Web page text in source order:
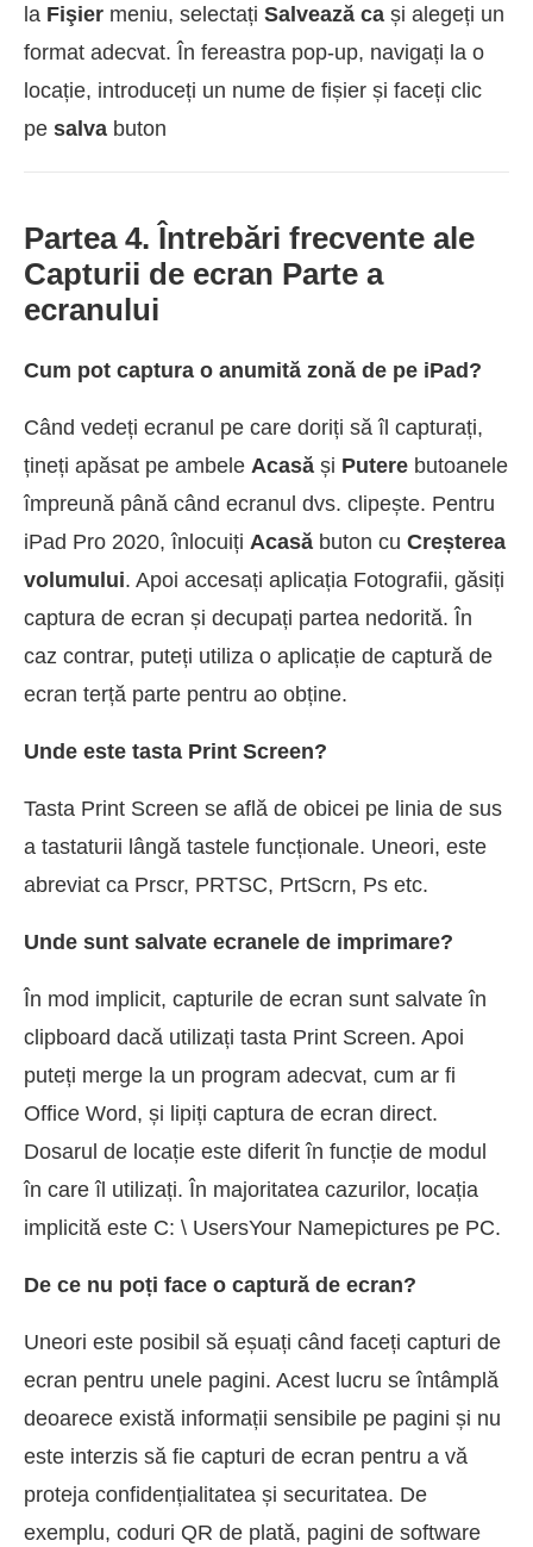
la Fişier meniu, selectați Salvează ca și alegeți un
format adecvat. În fereastra pop-up, navigați la o
locație, introduceți un nume de fișier și faceți clic
pe salva buton
Partea 4. Întrebări frecvente ale
Capturii de ecran Parte a
ecranului
Cum pot captura o anumită zonă de pe iPad?
Când vedeți ecranul pe care doriți să îl capturați,
țineți apăsat pe ambele Acasă și Putere butoanele
împreună până când ecranul dvs. clipește. Pentru
iPad Pro 2020, înlocuiți Acasă buton cu Creșterea
volumului. Apoi accesați aplicația Fotografii, găsiți
captura de ecran și decupați partea nedorită. În
caz contrar, puteți utiliza o aplicație de captură de
ecran terță parte pentru ao obține.
Unde este tasta Print Screen?
Tasta Print Screen se află de obicei pe linia de sus
a tastaturii lângă tastele funcționale. Uneori, este
abreviat ca Prscr, PRTSC, PrtScrn, Ps etc.
Unde sunt salvate ecranele de imprimare?
În mod implicit, capturile de ecran sunt salvate în
clipboard dacă utilizați tasta Print Screen. Apoi
puteți merge la un program adecvat, cum ar fi
Office Word, și lipiți captura de ecran direct.
Dosarul de locație este diferit în funcție de modul
în care îl utilizați. În majoritatea cazurilor, locația
implicită este C: \ UsersYour Namepictures pe PC.
De ce nu poți face o captură de ecran?
Uneori este posibil să eșuați când faceți capturi de
ecran pentru unele pagini. Acest lucru se întâmplă
deoarece există informații sensibile pe pagini și nu
este interzis să fie capturi de ecran pentru a vă
proteja confidențialitatea și securitatea. De
exemplu, coduri QR de plată, pagini de software